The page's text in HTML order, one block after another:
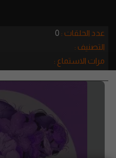
عدد الحلقات : 0
التصنيف :
مرات الاستماع :